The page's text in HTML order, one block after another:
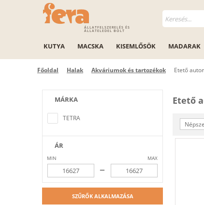
ÁLLATFELSZERELÉS ÉS
ÁLLATELEDEL BOLT
KUTYA MACSKA KISEMLŐSÖK MADARAK
Főoldal Halak Akváriumok és tartozékok Etető
MÁRKA
TETRA
ÁR
MIN MAX
–
SZŰRŐK ALKALMAZÁSA
Etető